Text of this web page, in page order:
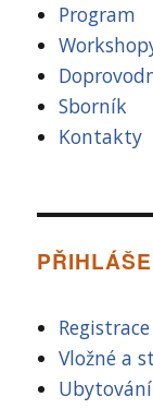
Program
Sborník
Kontakty
Registrace
Vložné a
Ubytování